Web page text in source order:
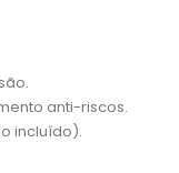
anti-riscos.
incluído).